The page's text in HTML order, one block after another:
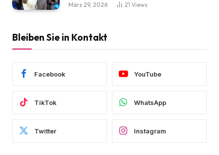
März 29, 2026 21 Views
Bleiben Sie in Kontakt
Facebook YouTube
TikTok WhatsApp
Twitter Instagram